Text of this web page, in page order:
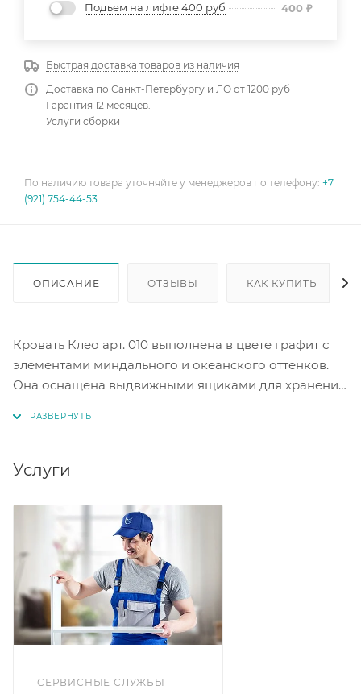
Подъем на лифте 400 руб 400 ₽
Быстрая доставка товаров из наличия
Доставка по Санкт-Петербургу и ЛО от 1200 руб
Гарантия 12 месяцев.
Услуги сборки
По наличию товара уточняйте у менеджеров по телефону: +7
(921) 754-44-53
ОПИСАНИЕ ОТЗЫВЫ КАК КУПИТЬ
Кровать Клео арт. 010 выполнена в цвете графит с
элементами миндального и океанского оттенков.
Она оснащена выдвижными ящиками для хранения.
Основание кровати сделано из ЛДСП.
Услуги
СЕРВИСНЫЕ СЛУЖБЫ